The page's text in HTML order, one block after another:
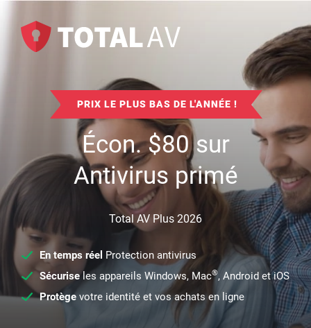
PRIX LE PLUS BAS DE L'ANNÉE !
Écon.$80sur
Antivirus primé
Total AV Plus 2026
En temps réel Protection antivirus
Sécuriseles appareils Windows, Mac®, Android et iOS
Protège votre identité et vos achats en ligne